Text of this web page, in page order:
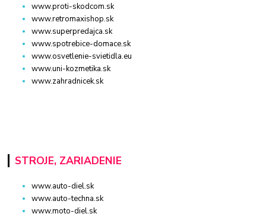
www.proti-skodcom.sk
www.retromaxishop.sk
www.superpredajca.sk
www.spotrebice-domace.sk
www.osvetlenie-svietidla.eu
www.uni-kozmetika.sk
www.zahradnicek.sk
STROJE, ZARIADENIE
www.auto-diel.sk
www.auto-techna.sk
www.moto-diel.sk